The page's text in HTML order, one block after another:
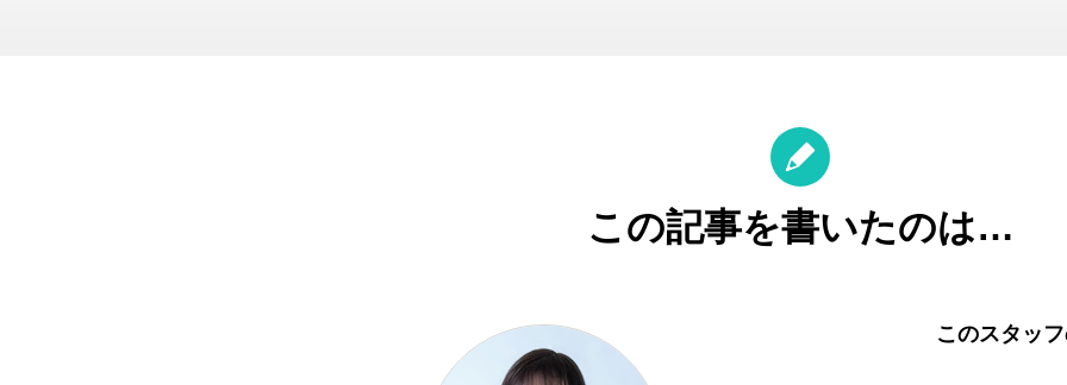
この記事を書いたのは…
このスタッ